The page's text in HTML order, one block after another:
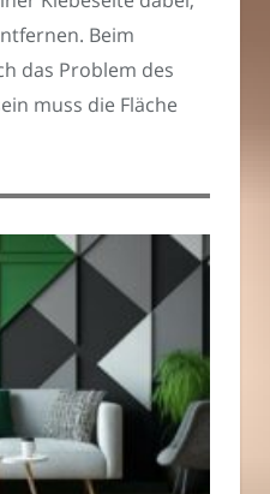
Beim
das Problem des
muss die Fläche